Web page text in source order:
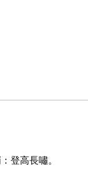
登高長嘯。